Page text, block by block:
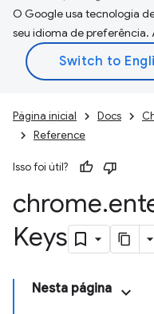
O Google usa tecnologia
seu idioma de preferência.
Página inicial Docs
Reference
Isso foi útil?
chrome.
Keys
Nesta página